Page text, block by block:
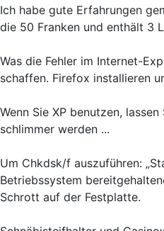
Ich habe gute Erfahrungen
die 50 Franken und enthält 3
Was die Fehler im Internet-
schaffen. Firefox installieren
Wenn Sie XP benutzen,
schlimmer werden ...
Um Chkdsk/f auszuführen:
Betriebssystem
Schrott auf der Festplatte.